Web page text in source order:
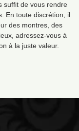
suffit de vous rendre
En toute discrétion, il
des montres, des
adressez-vous à
à la juste valeur.